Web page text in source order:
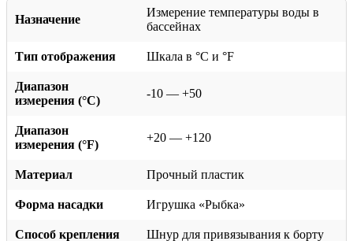
Назначение
Измерение температуры воды в
бассейнах
Тип отображения Шкала в °C и °F
Диапазон
измерения (°C)
-10 — +50
Диапазон
измерения (°F)
+20 — +120
Материал Прочный пластик
Форма насадки Игрушка «Рыбка»
Способ крепления Шнур для привязывания к борту